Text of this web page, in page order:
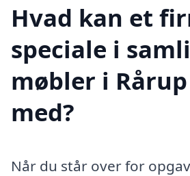
Hvad kan et
speciale i
møbler i
med?
Når du står over for